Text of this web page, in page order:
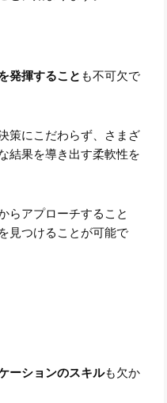
発揮すること も不可欠で
策にこだわらず、さまざ
結果を導き出す柔軟性を
らアプローチすること
見つけることが可能で
ーションのスキルも欠か